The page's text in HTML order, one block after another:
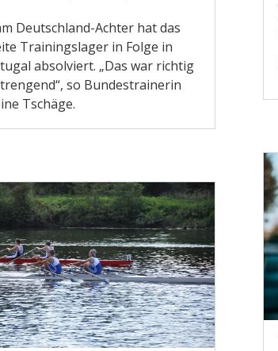
Deutschland-Achter hat das
Trainingslager in Folge in
absolviert. „Das war richtig
so Bundestrainerin
Tschäge.